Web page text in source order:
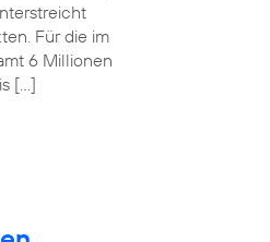
Für die im
6 Millionen
[…]